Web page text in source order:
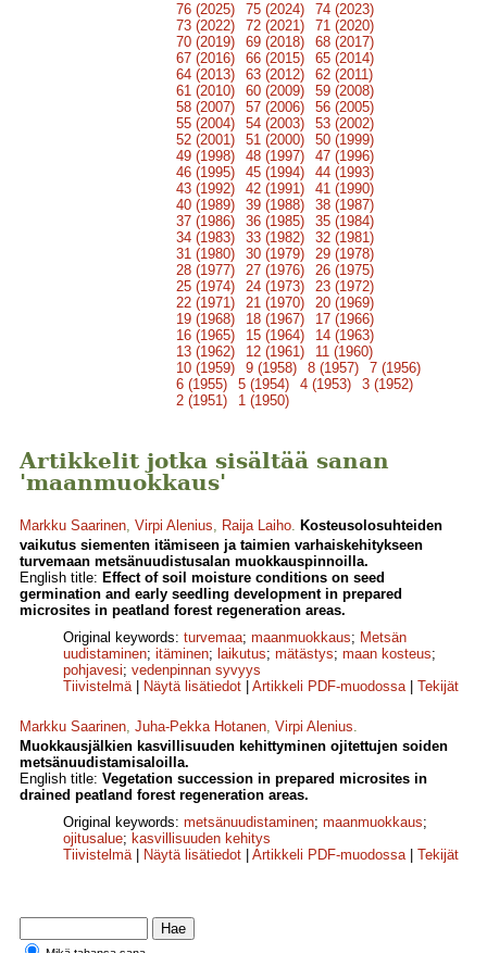
76 (2025) 75 (2024)
74 (2023)
73 (2022)
72 (2021)
71 (2020)
70 (2019)
69 (2018)
68 (2017)
67 (2016)
66 (2015)
65 (2014)
64 (2013)
63 (2012)
62 (2011)
61 (2010)
60 (2009)
59 (2008)
58 (2007)
57 (2006)
56 (2005)
55 (2004)
54 (2003)
53 (2002)
52 (2001)
51 (2000)
50 (1999)
49 (1998)
48 (1997)
47 (1996)
46 (1995)
45 (1994)
44 (1993)
43 (1992)
42 (1991)
41 (1990)
40 (1989)
39 (1988)
38 (1987)
37 (1986)
36 (1985)
35 (1984)
34 (1983)
33 (1982)
32 (1981)
31 (1980)
30 (1979)
29 (1978)
28 (1977)
27 (1976)
26 (1975)
25 (1974)
24 (1973)
23 (1972)
22 (1971)
21 (1970)
20 (1969)
19 (1968)
18 (1967)
17 (1966)
16 (1965)
15 (1964)
14 (1963)
13 (1962)
12 (1961)
11 (1960)
10 (1959)
9 (1958) 8 (1957)
7 (1956)
6 (1955)
5 (1954) 4 (1953)
3 (1952)
2 (1951)
1 (1950)
Artikkelit jotka sisältää sanan
'maanmuokkaus'
Markku Saarinen, Virpi Alenius, Raija Laiho. Kosteusolosuhteiden
vaikutus siementen itämiseen ja taimien varhaiskehitykseen
turvemaan metsänuudistusalan muokkauspinnoilla.
English title: Effect of soil moisture conditions on seed
germination and early seedling development in prepared
microsites in peatland forest regeneration areas.
Original keywords: turvemaa; maanmuokkaus; Metsän
uudistaminen; itäminen; laikutus; mätästys; maan kosteus;
pohjavesi; vedenpinnan syvyys
Tiivistelmä| Näytä lisätiedot Artikkeli PDF-muodossa| Tekijät
Markku Saarinen, Juha-Pekka Hotanen, Virpi Alenius.
Muokkausjälkien kasvillisuuden kehittyminen ojitettujen soiden
metsänuudistamisaloilla.
English title: Vegetation succession in prepared microsites in
drained peatland forest regeneration areas.
Original keywords: metsänuudistaminen; maanmuokkaus;
ojitusalue; kasvillisuuden kehitys
Tiivistelmä| Näytä lisätiedot Artikkeli PDF-muodossa| Tekijät